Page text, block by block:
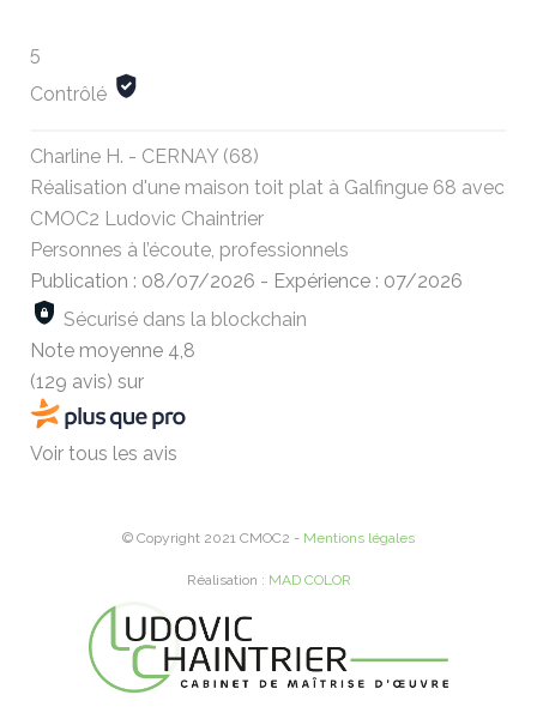
5
Contrôlé
Charline H. - CERNAY (68)
Réalisation d'une maison toit plat à Galfingue 68 avec
CMOC2 Ludovic Chaintrier
Personnes à l’écoute, professionnels
Publication : 08/07/2026 - Expérience : 07/2026
Sécurisé dans la blockchain
Note moyenne 4,8
(129 avis) sur
Voir tous les avis
© Copyright 2021 CMOC2 - Mentions légales
Réalisation : MAD COLOR